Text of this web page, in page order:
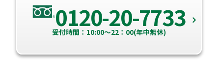
0120-20-7733
受付時間：10:00～22：00(年中無休)